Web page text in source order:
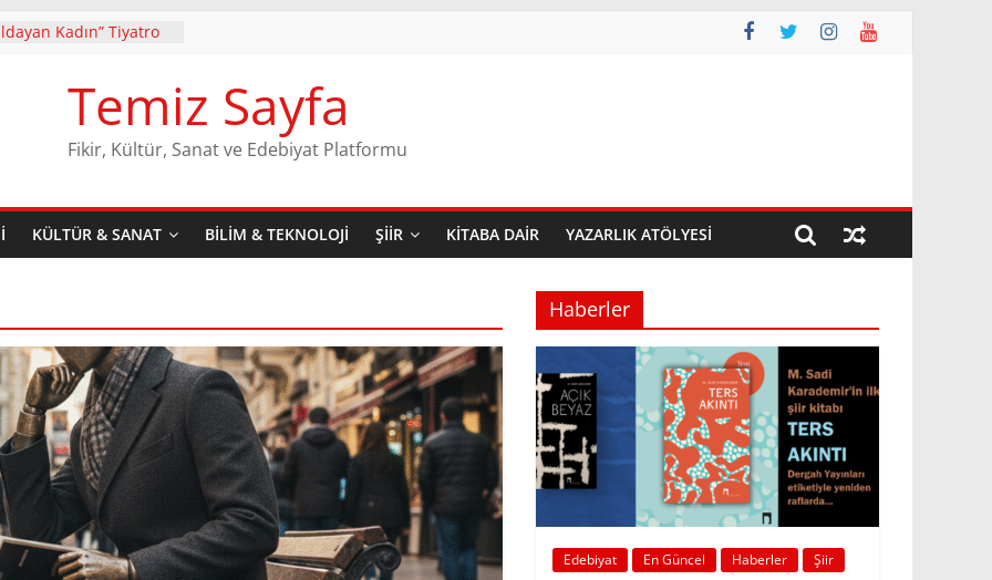
Kadın” Tiyatro
ilk şiir kitabı
2. Baskısı Dergâh
raflarda yerini
Yıldırım
Çıkaran Teatral Bir
Biter Mi
Temiz Sayfa
Fikir, Kültür, Sanat ve Edebiyat Platformu
KÜLTÜR & SANAT BILIM & TEKNOLOJI ŞIIR KITABA DAIR YAZARLIK ATÖLYESI
Haberler
Edebiyat En Güncel Haberler Şiir